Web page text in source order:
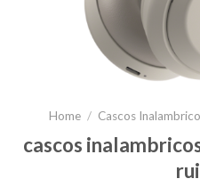
Home / Cascos
cascos